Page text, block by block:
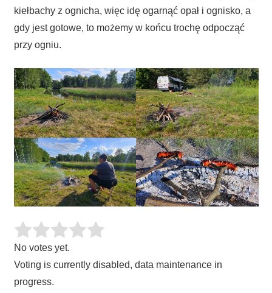
kiełbachy z ognicha, więc idę ogarnąć opał i ognisko, a
gdy jest gotowe, to możemy w końcu trochę odpocząć
przy ogniu.
No votes yet.
Voting is currently disabled, data maintenance in
progress.